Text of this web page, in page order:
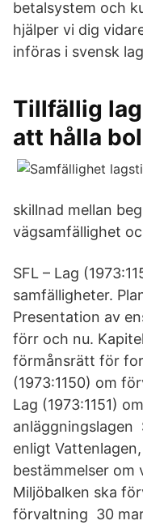
betalsystem och
hjälper vi dig
införas i svensk
Tillfällig
att hålla
skillnad mellan
vägsamfällighet
SFL – Lag
samfälligheter.
Presentation av
förr och nu.
förmånsrätt för
(1973:1150) om
Lag (1973:1151)
anläggningslagen
enligt
bestämmelser om
Miljöbalken ska
förvaltning 30